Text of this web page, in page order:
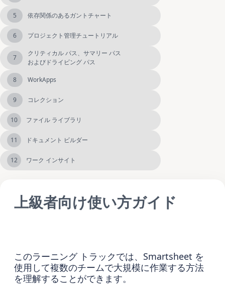
5 依存関係のあるガントチャート
6 プロジェクト管理チュートリアル
7
クリティカル パス、サマリー パス
およびドライビング パス
8 WorkApps
9 コレクション
10 ファイル ライブラリ
11 ドキュメント ビルダー
12 ワーク インサイト
上級者向け使い方ガイド
このラーニング トラックでは、Smartsheet を
使用して複数のチームで大規模に作業する方法
を理解することができます。